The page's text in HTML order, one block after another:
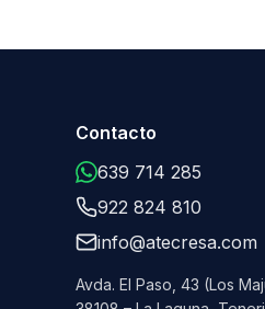
Contacto
639 714 285
922 824 810
info@atecresa.com
Avda. El Paso, 43 (Los